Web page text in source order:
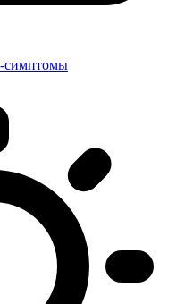
симптомы